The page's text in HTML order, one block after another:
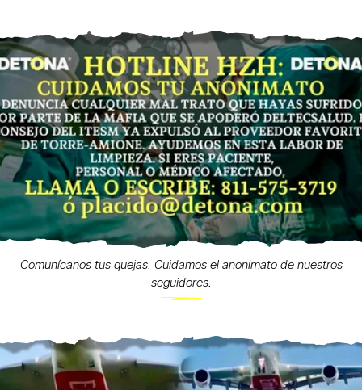
Comunícanos tus quejas. Cuidamos el anonimato de nuestros
seguidores.